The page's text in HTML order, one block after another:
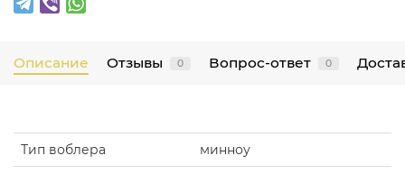
Описание Отзывы 0 Вопрос-ответ 0
Тип воблера минноу